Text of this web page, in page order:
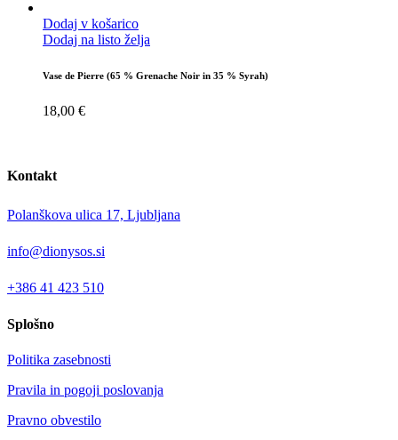
Dodaj v košarico
Dodaj na listo želja
Vase de Pierre (65 % Grenache Noir in 35 % Syrah)
18,00 €
Kontakt
Polanškova ulica 17, Ljubljana
info@dionysos.si
+386 41 423 510
Splošno
Politika zasebnosti
Pravila in pogoji poslovanja
Pravno obvestilo